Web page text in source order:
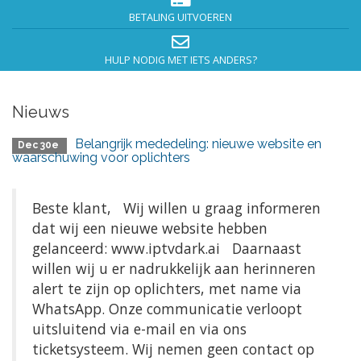
BETALING UITVOEREN
HULP NODIG MET IETS ANDERS?
Nieuws
Dec 30e
Belangrijk mededeling: nieuwe website en
waarschuwing voor oplichters
Beste klant, Wij willen u graag informeren
dat wij een nieuwe website hebben
gelanceerd: www.iptvdark.ai Daarnaast
willen wij u er nadrukkelijk aan herinneren
alert te zijn op oplichters, met name via
WhatsApp. Onze communicatie verloopt
uitsluitend via e-mail en via ons
ticketsysteem. Wij nemen geen contact op